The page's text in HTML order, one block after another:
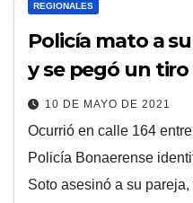
REGIONALES
Policía mato a
y se pegó un tiro
10 DE MAYO DE 2021
Ocurrió en calle 164
Policía Bonaerense
Soto asesinó a su